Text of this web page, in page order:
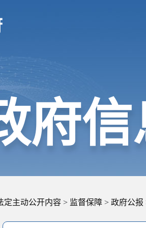
府
定主动公开内容 > 监督保障 > 政府公报